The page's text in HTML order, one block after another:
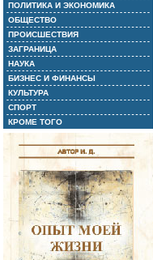
ПОЛИТИКА И ЭКОНОМИКА
ОБЩЕСТВО
ПРОИСШЕСТВИЯ
ЗАГРАНИЦА
НАУКА
БИЗНЕС И ФИНАНСЫ
КУЛЬТУРА
СПОРТ
КРОМЕ ТОГО